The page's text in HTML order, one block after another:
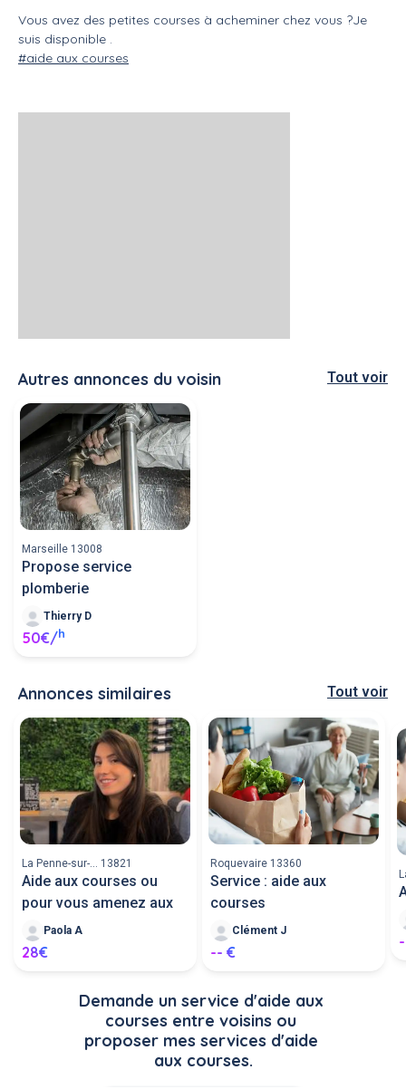
Vous avez des petites courses à acheminer chez vous ?Je
suis disponible .
#aide aux courses
Autres annonces du voisin Tout voir
Marseille 13008
Propose service
plomberie
Thierry D
50€/h
Annonces similaires Tout voir
La Penne-sur-... 13821
Aide aux courses ou
pour vous amenez aux
Paola A
28€
Roquevaire 13360
Service : aide aux
courses
Clément J
-- €
Demande un service d'aide aux
courses entre voisins ou
proposer mes services d'aide
aux courses.